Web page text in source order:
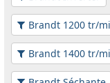
Brandt 1200 tr/
Brandt 1400 tr/